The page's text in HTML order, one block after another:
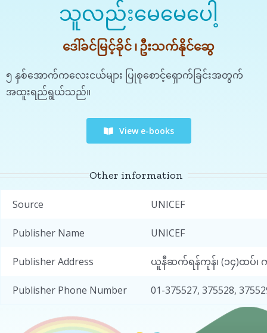
သူလည်းမေမေပေါ့
ဒေါ်ခင်မြင့်ခိုင် ၊ ဦးသက်နိုင်ဆွေ
၅ နှစ်အောက်ကလေးငယ်များ ပြုစုစောင့်ရှောက်ခြင်းအတွက်
အထူးရည်ရွယ်သည်။
View e-books
Other information
Source UNICEF
Publisher Name UNICEF
Publisher Address ယူနီဆက်ရန်ကုန်၊ (၁၄)ထပ်၊
Publisher Phone Number 01-375527, 375528,